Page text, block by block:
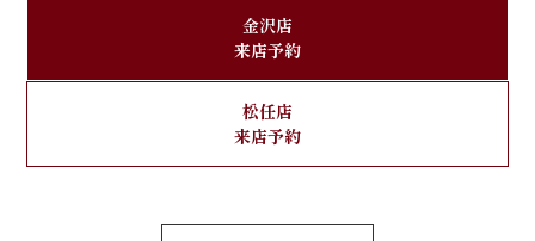
金沢店
来店予約
松任店
来店予約